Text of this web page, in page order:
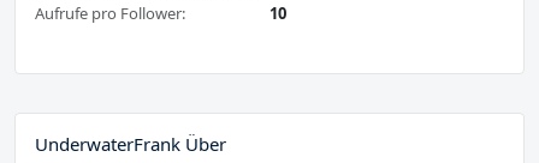
Aufrufe pro Follower:
10
UnderwaterFrank Über